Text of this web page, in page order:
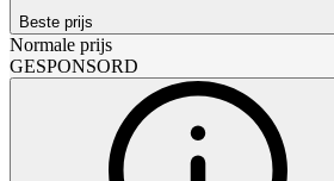
Beste prijs
Normale prijs
GESPONSORD